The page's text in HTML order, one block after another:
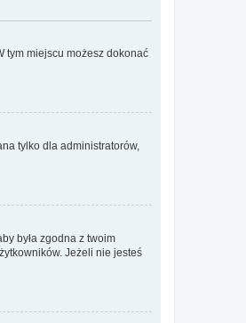
tym miejscu możesz dokonać
tylko dla administratorów,
była zgodna z twoim
Jeżeli nie jesteś